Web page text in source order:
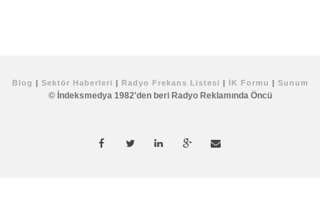
Blog | Sektör Haberleri | Radyo Frekans Listesi | İK Formu | Sunum
© İndeksmedya 1982'den beri Radyo Reklamında Öncü